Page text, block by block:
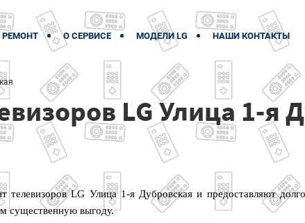
О СЕРВИСЕ МОДЕЛИ LG НАШИ КОНТАКТЫ
LG Улица 1-я
LG Улица 1-я Дубровская и предоставляют
существенную выгоду.